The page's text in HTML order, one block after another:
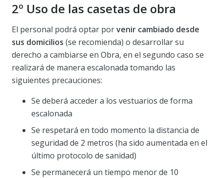
2º Uso de las casetas de obra
El personal podrá optar porvenir cambiado desde
sus domicilios (se recomienda) o desarrollar su
derecho a cambiarse en Obra, en el segundo caso se
realizará de manera escalonada tomando las
siguientes precauciones:
Se deberá acceder a los vestuarios de forma
escalonada
Se respetará en todo momento la distancia de
seguridad de 2 metros (ha sido aumentada en el
último protocolo de sanidad)
Se permanecerá un tiempo menor de 10